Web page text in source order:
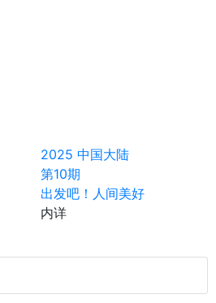
2025 中国大陆
第10期
出发吧！人间美好
内详